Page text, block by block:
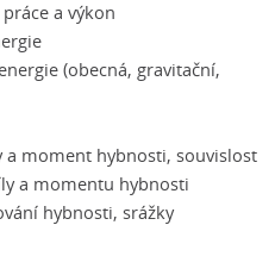
a výkon
(obecná, gravitační,
a moment hybnosti, souvislost
a momentu hybnosti
hybnosti, srážky